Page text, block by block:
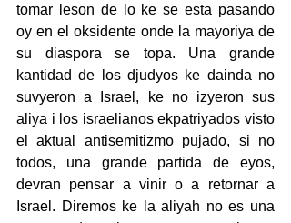
tomar leson de lo ke se esta pasando
oy en el oksidente onde la mayoriya de
su diaspora se topa. Una grande
kantidad de los djudyos ke dainda no
suvyeron a Israel, ke no izyeron sus
aliya i los israelianos ekpatriyados visto
el aktual antisemitizmo pujado, si no
todos, una grande partida de eyos,
devran pensar a vinir o a retornar a
Israel. Diremos ke la aliyah no es una